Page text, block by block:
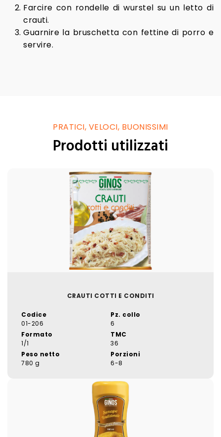
Farcire con rondelle di wurstel su un letto di
crauti.
Guarnire la bruschetta con fettine di porro e
servire.
PRATICI, VELOCI, BUONISSIMI
Prodotti utilizzati
CRAUTI COTTI E CONDITI
Codice
01-206
Pz. collo
6
Formato
1/1
TMC
36
Peso netto
780 g
Porzioni
6-8